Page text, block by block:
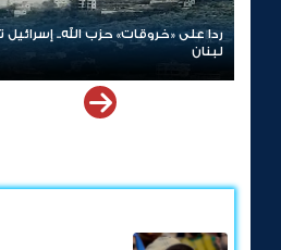
ردا على «خروقات» حزب الله.. إسرائيل تشن